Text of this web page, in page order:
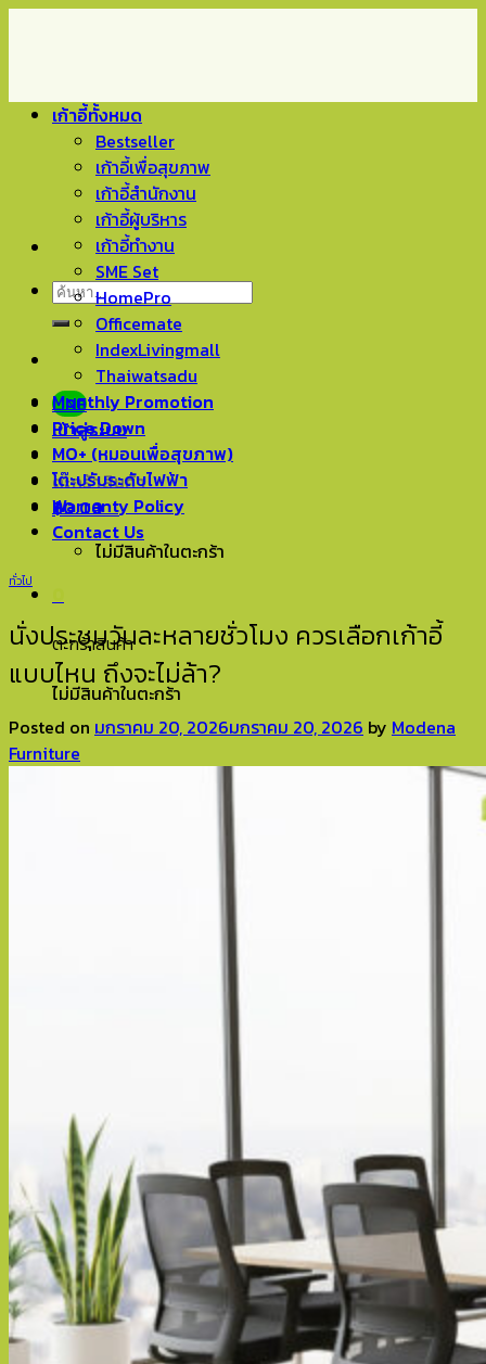
ค้นหา:
LINE
เข้าสู่ระบบ
ตะกร้าสินค้า
฿0.000
ไม่มีสินค้าในตะกร้า
ตะกร้าสินค้า
ไม่มีสินค้าในตะกร้า
เก้าอี้ทั้งหมด
Bestseller
เก้าอี้เพื่อสุขภาพ
เก้าอี้สำนักงาน
เก้าอี้ผู้บริหาร
เก้าอี้ทำงาน
SME Set
HomePro
Officemate
IndexLivingmall
Thaiwatsadu
Monthly Promotion
Price Down
MO+ (หมอนเพื่อสุขภาพ)
โต๊ะปรับระดับไฟฟ้า
Warranty Policy
Contact Us
ทั่วไป
นั่งประชุมวันละหลายชั่วโมง ควรเลือกเก้าอี้
แบบไหน ถึงจะไม่ล้า?
Posted on มกราคม 20, 2026มกราคม 20, 2026 by Modena
Furniture